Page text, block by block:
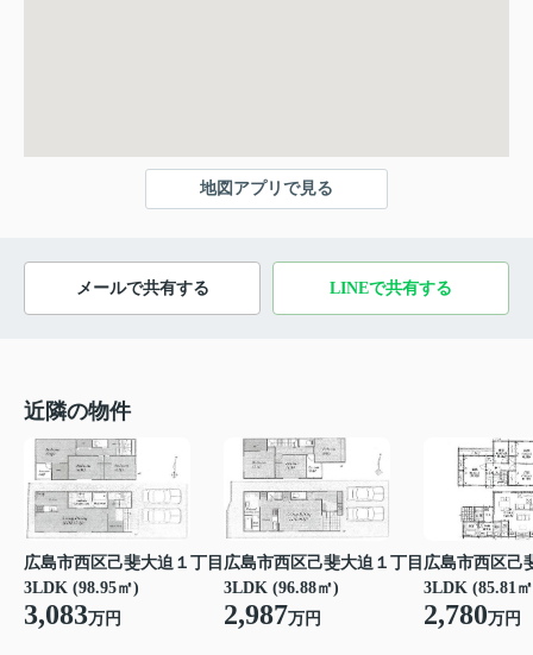
地図アプリで見る
メールで共有する LINEで共有する
近隣の物件
広島市西区己斐大迫１丁目
3LDK (98.95㎡)
3,083万円
広島市西区己斐大迫１丁目
3LDK (96.88㎡)
2,987万円
広島市西区己
3LDK (85.81
2,780万円